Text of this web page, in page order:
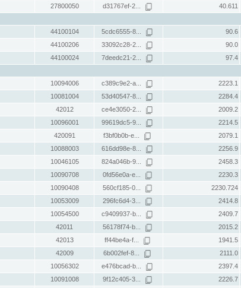
27800050 d31767ef-2... 40.611
44100104 5cdc6555-8... 90.6
44100206 33092c28-2... 90.0
44100024 7deedc21-2... 97.4
10094006 c389c9e2-a... 2223.1
10081004 53d40547-8... 2284.4
42012 ce4e3050-2... 2009.2
10096001 99619dc5-9... 2214.5
420091 f3bf0b0b-e... 2079.1
10088003 616dd98e-8... 2256.9
10046105 824a046b-9... 2458.3
10090708 0fd56e0a-e... 2230.3
10090408 560cf185-0... 2230.724
10053009 296fc6d4-3... 2414.8
10054500 c9409937-b... 2409.7
42011 56178f74-b... 2015.2
42013 ff44be4a-f... 1941.5
42009 6b002fef-8... 2111.0
10056302 e476bcad-b... 2397.4
10091008 9f12c405-3... 2226.7